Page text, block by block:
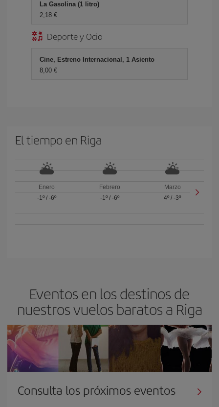
La Gasolina (1 litro)
2,18 €
Deporte y Ocio
Cine, Estreno Internacional, 1 Asiento
8,00 €
El tiempo en Riga
Enero
-1º/ -6º
Febrero
-1º/ -6º
Marzo
4º /-3º
Eventos en los destinos de
nuestros vuelos baratos a Riga
Consulta los próximos eventos